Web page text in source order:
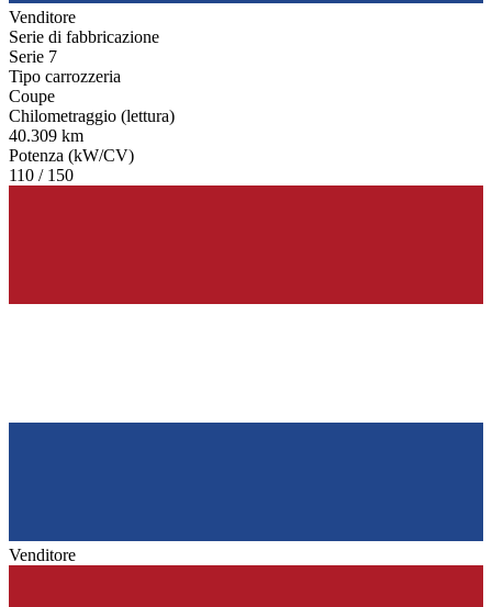
Venditore
Serie di fabbricazione
Serie 7
Tipo carrozzeria
Coupe
Chilometraggio (lettura)
40.309 km
Potenza (kW/CV)
110 / 150
Venditore